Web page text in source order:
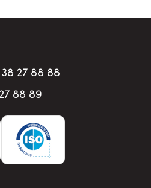
38 27 88 88
88 89